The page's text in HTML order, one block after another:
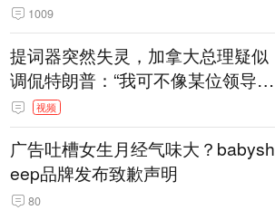
1009
提词器突然失灵，加拿大总理疑似
调侃特朗普：“我可不像某位领导
人，把这当成一场阴谋”，全场哄笑
视频
广告吐槽女生月经气味大？babysh
eep品牌发布致歉声明
80